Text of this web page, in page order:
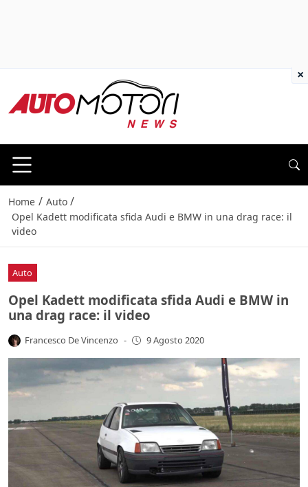
Home / Auto /
Opel Kadett modificata sfida Audi e BMW in una drag race: il
video
Auto
Opel Kadett modificata sfida Audi e BMW in
una drag race: il video
Francesco De Vincenzo - 9 Agosto 2020
×